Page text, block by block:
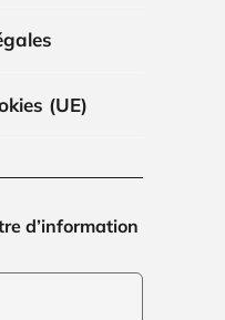
(UE)
d’information